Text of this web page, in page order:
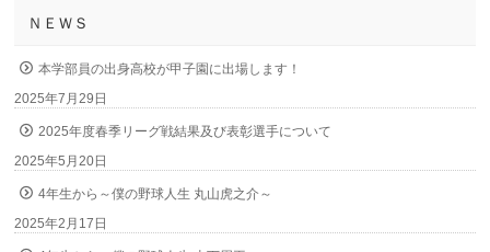
ＮＥＷＳ
本学部員の出身高校が甲子園に出場します！
2025年7月29日
2025年度春季リーグ戦結果及び表彰選手について
2025年5月20日
4年生から～僕の野球人生 丸山虎之介～
2025年2月17日